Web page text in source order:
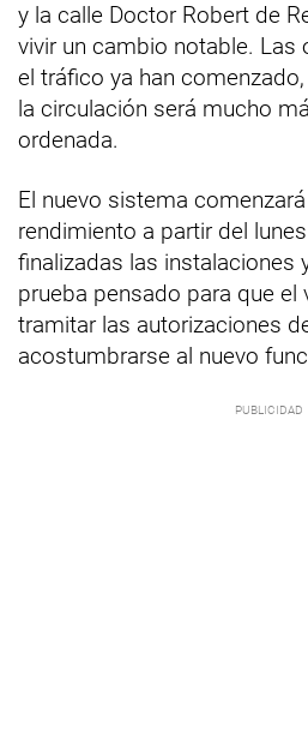
y la calle Doctor Robert de
vivir un cambio notable. Las
el tráfico ya han
la circulación será mucho
ordenada.
El nuevo sistema
rendimiento a partir del
finalizadas las instalaciones
prueba pensado para que el
tramitar las autorizaciones
acostumbrarse al nuevo